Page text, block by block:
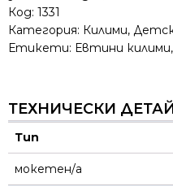
Код: 1331
Категория: Килими,
Етикети: Евтини килими,
ТЕХНИЧЕСКИ
Тип
мокетен/а